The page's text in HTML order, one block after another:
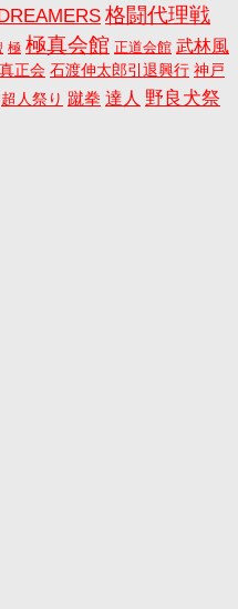
格闘代理戦
極 極真会館 正道会館 武林風
真正会 石渡伸太郎引退興行 神戸
超人祭り 蹴拳 達人 野良犬祭